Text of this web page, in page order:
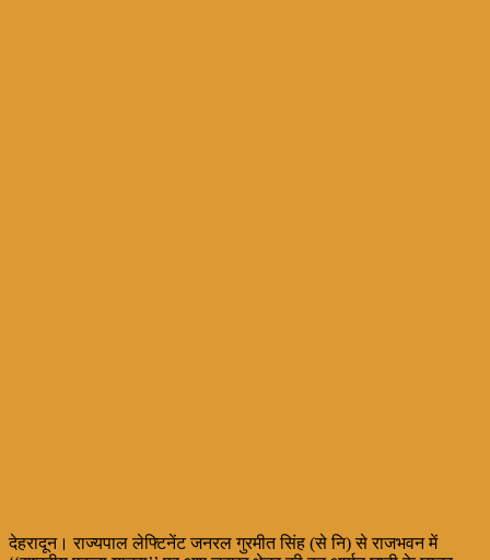
देहरादून। राज्यपाल लेफ्टिनेंट जनरल गुरमीत सिंह (से नि) से राजभवन में